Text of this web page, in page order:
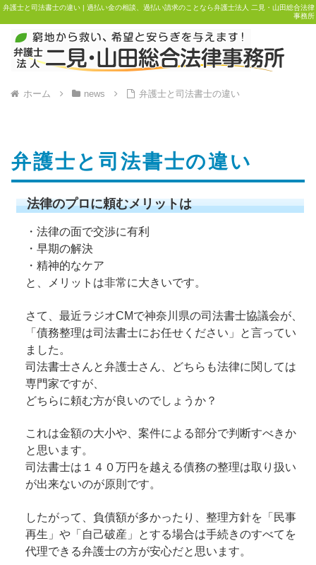
弁護士と司法書士の違い | 過払い金の相談、過払い請求のことなら弁護士法人 二見・山田総合法律
事務所
ホーム news 弁護士と司法書士の違い
弁護士と司法書士の違い
法律のプロに頼むメリットは
・法律の面で交渉に有利
・早期の解決
・精神的なケア
と、メリットは非常に大きいです。
さて、最近ラジオCMで神奈川県の司法書士協議会が、
「債務整理は司法書士にお任せください」と言ってい
ました。
司法書士さんと弁護士さん、どちらも法律に関しては
専門家ですが、
どちらに頼む方が良いのでしょうか？
これは金額の大小や、案件による部分で判断すべきか
と思います。
司法書士は１４０万円を越える債務の整理は取り扱い
が出来ないのが原則です。
したがって、負債額が多かったり、整理方針を「民事
再生」や「自己破産」とする場合は手続きのすべてを
代理できる弁護士の方が安心だと思います。